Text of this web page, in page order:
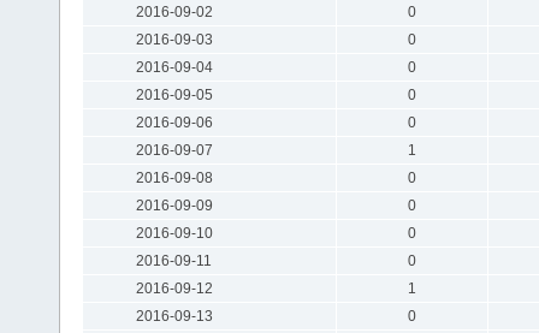
2016-09-02
0
2016-09-03
0
2016-09-04
0
2016-09-05
0
2016-09-06
0
2016-09-07
1
2016-09-08
0
2016-09-09
0
2016-09-10
0
2016-09-11
0
2016-09-12
1
2016-09-13
0